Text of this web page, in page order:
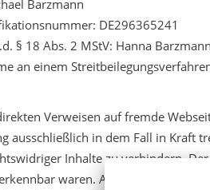
Barzmann
DE296365241
§ 18 Abs. 2 MStV: Hanna
an einem
Verweisen auf fremde
ausschließlich in dem Fall in Kraft
Inhalte zu verhindern.
waren. Auf die aktuelle